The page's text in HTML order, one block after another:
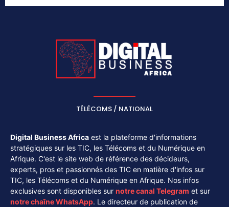
TÉLÉCOMS / NATIONAL
Digital Business Africa est la plateforme d'informations
stratégiques sur les TIC, les Télécoms et du Numérique en
Afrique. C'est le site web de référence des décideurs,
experts, pros et passionnés des TIC en matière d'infos sur
TIC, les Télécoms et du Numérique en Afrique. Nos infos
exclusives sont disponibles sur notre canal Telegram et sur
notre chaîneWhatsApp. Le directeur de publication de